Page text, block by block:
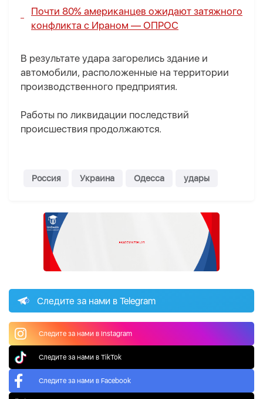
Почти 80% американцев ожидают затяжного
конфликта с Ираном — ОПРОС
В результате удара загорелись здание и
автомобили, расположенные на территории
производственного предприятия.
Работы по ликвидации последствий
происшествия продолжаются.
Россия Украина Одесса удары
Следите за нами в Telegram
Следите за нами в Instagram
Следите за нами в TikTok
Следите за нами в Facebook